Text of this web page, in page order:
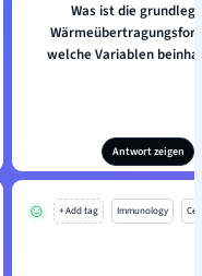
Was ist die
welche Variablen
Antwort zeigen
+ Add tag Immunology